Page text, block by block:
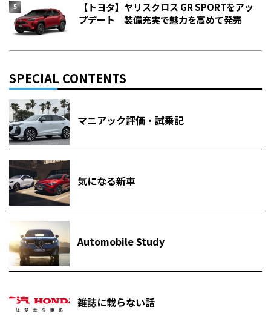
【トヨタ】ヤリスクロス GR SPORTをアッ
プデート 装備充実で魅力を高めて発売
SPECIAL CONTENTS
マニアック評価・試乗記
気になる新車
Automobile Study
雑誌に載らない話